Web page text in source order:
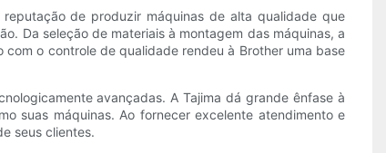
de produzir máquinas de alta qualidade que
Da seleção de materiais à montagem das máquinas, a
o controle de qualidade rendeu à Brother uma base
avançadas. A Tajima dá grande ênfase à
suas máquinas. Ao fornecer excelente atendimento e
seus clientes.